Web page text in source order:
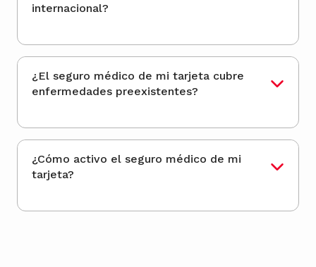
internacional?
¿El seguro médico de mi tarjeta cubre
enfermedades preexistentes?
¿Cómo activo el seguro médico de mi
tarjeta?